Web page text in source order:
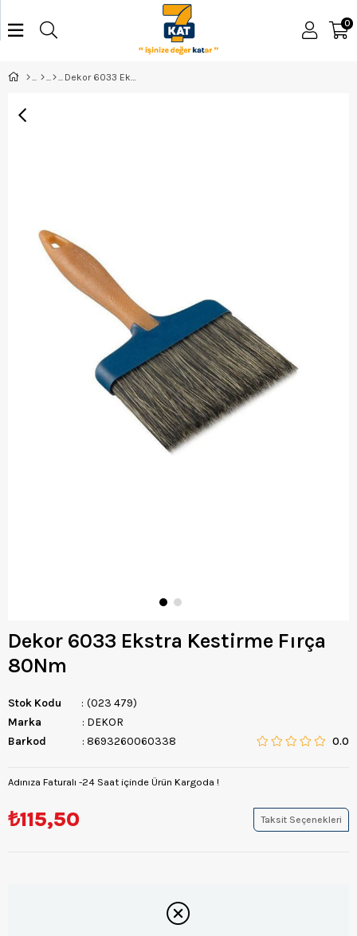
0
Dekor 6033 Ekstra Kestirme Fırça
80Nm
Stok Kodu
(023 479)
Marka
: DEKOR
Barkod
: 8693260060338 0.0
Adınıza Faturalı -24 Saat içinde Ürün Kargoda !
₺115,50 Taksit Seçenekleri